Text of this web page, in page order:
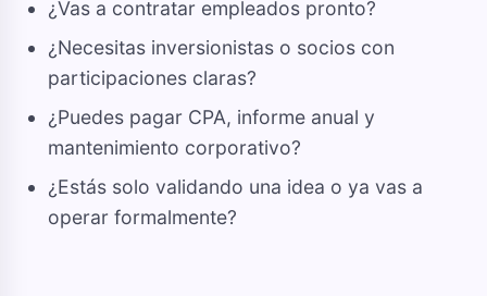
¿Vas a contratar empleados pronto?
¿Necesitas inversionistas o socios con
participaciones claras?
¿Puedes pagar CPA, informe anual y
mantenimiento corporativo?
¿Estás solo validando una idea o ya vas a
operar formalmente?